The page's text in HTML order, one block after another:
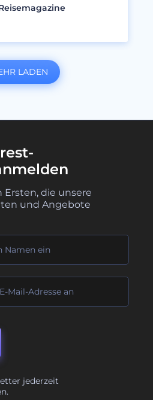
LADEN
Ersten, die unsere
und Angebote
jederzeit